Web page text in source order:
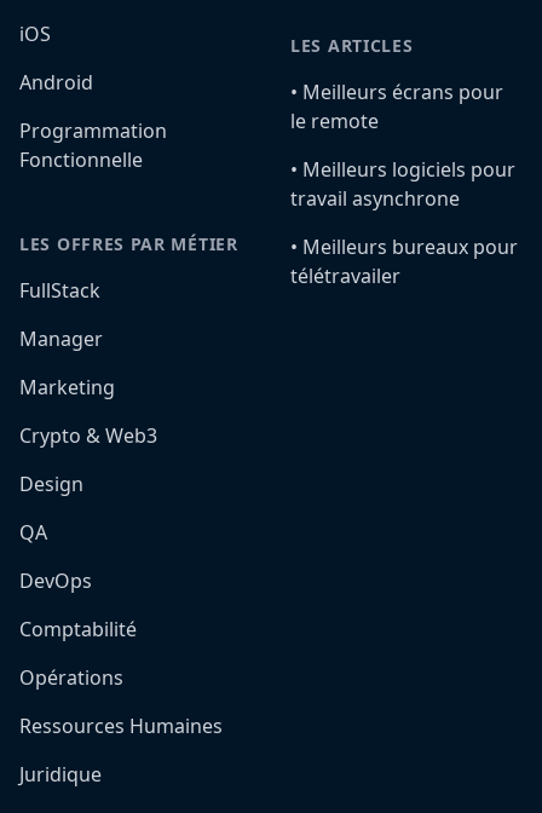
iOS
Android
Programmation
Fonctionnelle
LES OFFRES PAR MÉTIER
FullStack
Manager
Marketing
Crypto & Web3
Design
QA
DevOps
Comptabilité
Opérations
Ressources Humaines
Juridique
LES ARTICLES
•️ Meilleurs écrans pour
le remote
•️ Meilleurs logiciels pour
travail asynchrone
•️ Meilleurs bureaux pour
télétravailer